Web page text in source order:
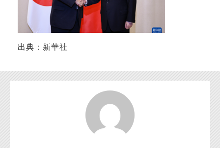
出典：新華社